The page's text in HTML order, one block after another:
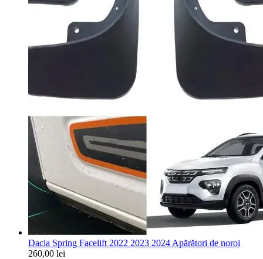
Dacia Spring Facelift 2022 2023 2024 Apărători de noroi
260,00 lei